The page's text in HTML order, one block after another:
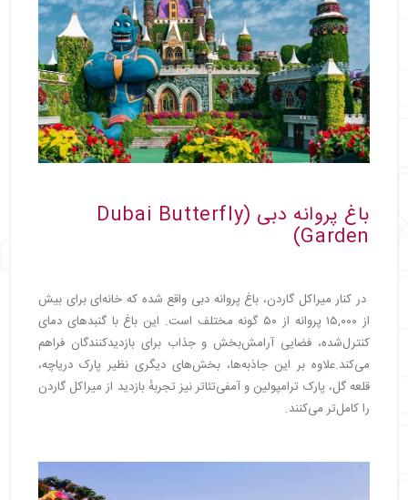
باغ پروانه دبی (Dubai Butterfly
Garden)
در کنار میراکل گاردن، باغ پروانه دبی واقع شده که خانه‌ای برای بیش
از ۱۵,۰۰۰ پروانه از ۵۰ گونه مختلف است. این باغ با گنبدهای دمای
کنترل‌شده، فضایی آرامش‌بخش و جذاب برای بازدیدکنندگان فراهم
می‌کند.علاوه بر این جاذبه‌ها، بخش‌های دیگری نظیر پارک دریاچه،
قلعه گل، پارک ترامپولین و آمفی‌تئاتر نیز تجربهٔ بازدید از میراکل گاردن
را کامل‌تر می‌کنند.